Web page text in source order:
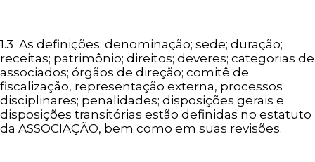
1.3 As definições; denominação; sede; duração;
receitas; patrimônio; direitos; deveres; categorias de
associados; órgãos de direção; comitê de
fiscalização, representação externa, processos
disciplinares; penalidades; disposições gerais e
disposições transitórias estão definidas no estatuto
da ASSOCIAÇÃO, bem como em suas revisões.